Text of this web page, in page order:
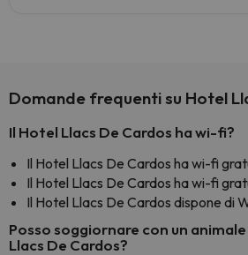
Domande frequenti su Hotel
Il Hotel Llacs De Cardos ha wi-fi?
Il Hotel Llacs De Cardos ha wi-fi
Il Hotel Llacs De Cardos ha wi-fi
Il Hotel Llacs De Cardos dispone di
Posso soggiornare con un
Llacs De Cardos?